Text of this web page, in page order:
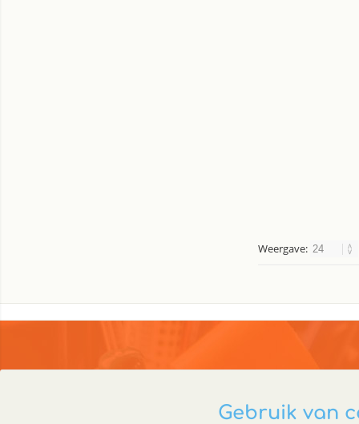
Weergave:
Holland Office SuppliesGebruik van